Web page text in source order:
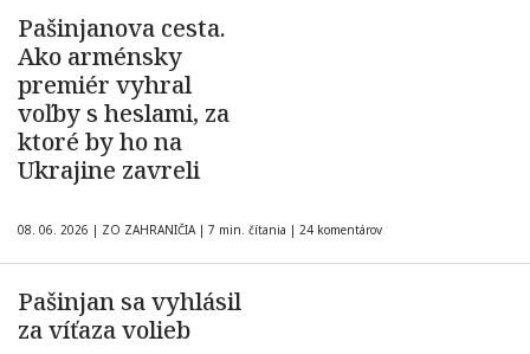
Pašinjanova cesta.
Ako arménsky
premiér vyhral
voľby s heslami, za
ktoré by ho na
Ukrajine zavreli
08. 06. 2026 | ZO ZAHRANIČIA | 7 min. čítania | 24 komentárov
Pašinjan sa vyhlásil
za víťaza volieb